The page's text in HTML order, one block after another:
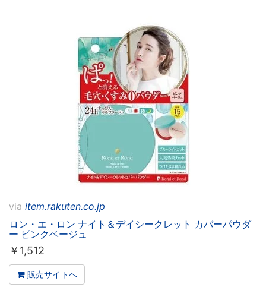
via item.rakuten.co.jp
ロン・エ・ロン ナイト＆デイシークレット カバーパウダ
ー ピンクベージュ
￥ 1,512
販売サイトへ